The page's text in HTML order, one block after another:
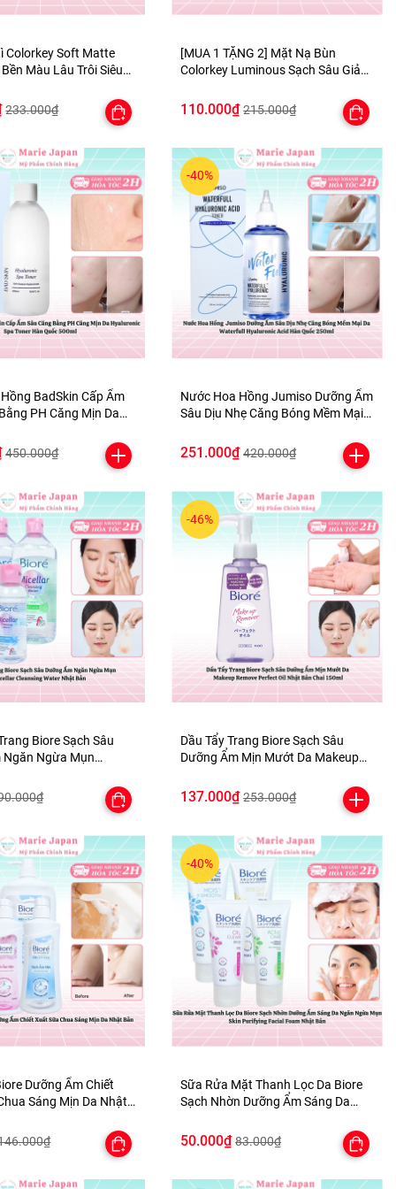
Colorkey Soft Matte
Màu Lâu Trôi Siêu
233.000₫
[MUA 1 TẶNG 2] Mặt Nạ Bùn
Colorkey Luminous Sạch Sâu Giảm
Purifying Clay Mask - TẶNG SET
SAMPLE 2 GEL TẮM
110.000₫ 215.000₫
BadSkin Cấp Ẩm
PH Căng Mịn Da
450.000₫
-40%
Nước Hoa Hồng Jumiso Dưỡng Ẩm
Sâu Dịu Nhẹ Căng Bóng Mềm Mại
Quốc 250ml
251.000₫ 420.000₫
Biore Sạch Sâu
Ngăn Ngừa Mụn
-46%
Dầu Tẩy Trang Biore Sạch Sâu
Dưỡng Ẩm Mịn Mướt Da Makeup
150ml
137.000₫ 253.000₫
Dưỡng Ẩm Chiết
Sáng Mịn Da Nhật
-40%
Sữa Rửa Mặt Thanh Lọc Da Biore
Sạch Nhờn Dưỡng Ẩm Sáng Da
Facial Foam Nhật Bản
50.000₫ 83.000₫